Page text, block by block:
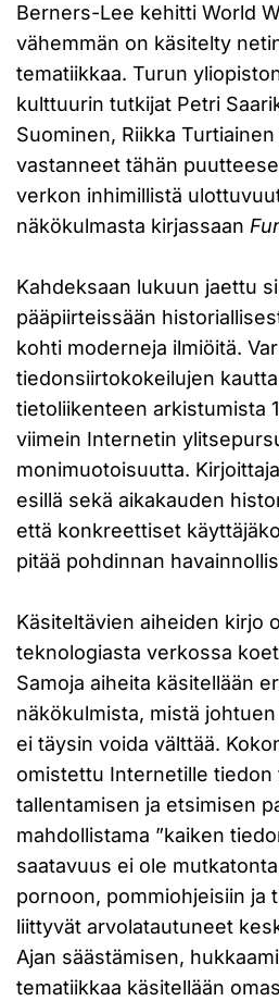
Berners-Lee kehitti World
vähemmän on käsitelty
tematiikkaa. Turun
kulttuurin tutkijat Petri
Suominen, Riikka
vastanneet tähän
verkon inhimillistä
näkökulmasta kirjassaan
Kahdeksaan lukuun jaettu
pääpiirteissään
kohti moderneja ilmiöitä.
tiedonsiirtokokeilujen
tietoliikenteen arkistumista
viimein Internetin
monimuotoisuutta.
esillä sekä aikakauden
että konkreettiset
pitää pohdinnan
Käsiteltävien aiheiden kirjo
teknologiasta verkossa
Samoja aiheita käsitellään
näkökulmista, mistä
ei täysin voida välttää.
omistettu Internetille tiedon
tallentamisen ja etsimisen
mahdollistama ”kaiken
saatavuus ei ole
pornoon, pommiohjeisiin ja
liittyvät arvolatautuneet
Ajan säästämisen,
tematiikkaa käsitellään